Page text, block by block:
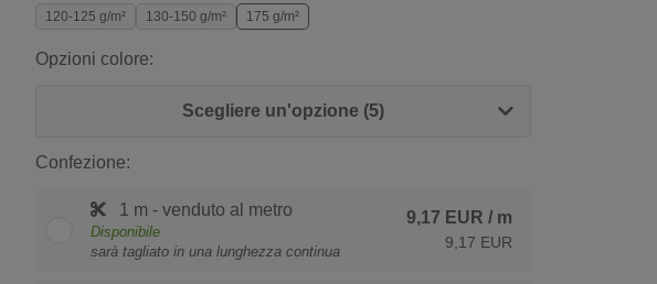
120-125 g/m² 130-150 g/m² 175 g/m²
Opzioni colore:
Scegliere un'opzione (5)
Confezione:
1 m - venduto al metro
Disponibile
sarà tagliato in una lunghezza continua
9,17 EUR / m
9,17 EUR